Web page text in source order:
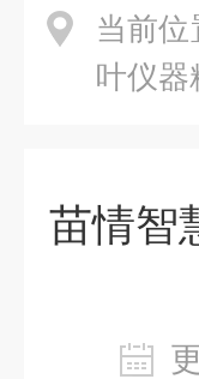
当前位
叶仪器
苗情智